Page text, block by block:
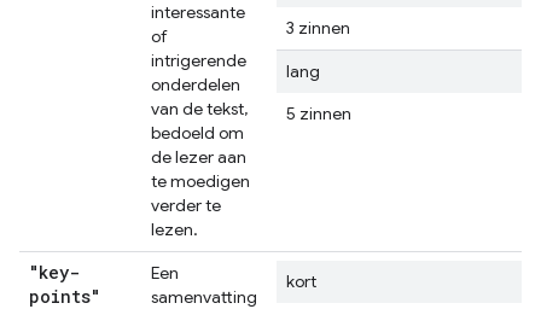
interessante
of
intrigerende
onderdelen
van de tekst,
bedoeld om
de lezer aan
te moedigen
verder te
lezen.
3 zinnen
lang
5 zinnen
"key-
points"
Een
samenvatting
kort